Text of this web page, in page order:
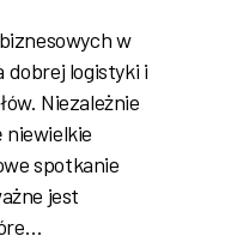
w
dobrej logistyki i
Niezależnie
niewielkie
spotkanie
jest